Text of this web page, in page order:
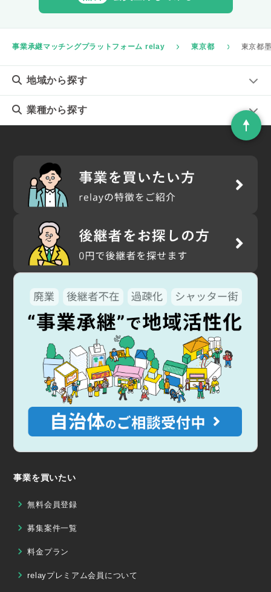
事業承継マッチングプラットフォーム relay 東京都 東京都
地域から探す
業種から探す
事業を買いたい
無料会員登録
募集案件一覧
料金プラン
relayプレミアム会員について